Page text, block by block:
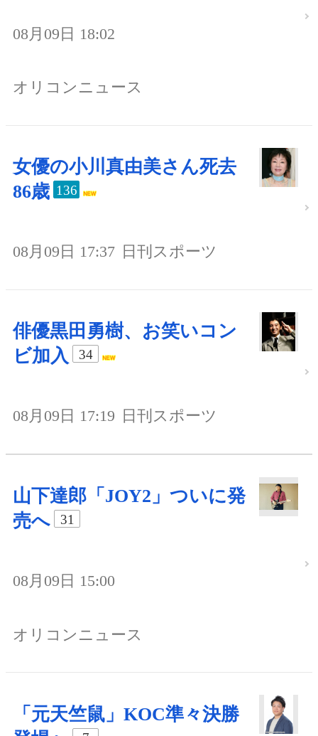
08月09日 18:02
オリコンニュース
女優の小川真由美さん死去
86歳 136
08月09日 17:37 日刊スポーツ
俳優黒田勇樹、お笑いコン
ビ加入
34
08月09日 17:19 日刊スポーツ
山下達郎「JOY2」ついに発
売へ
31
08月09日 15:00
オリコンニュース
「元天竺鼠」KOC準々決勝